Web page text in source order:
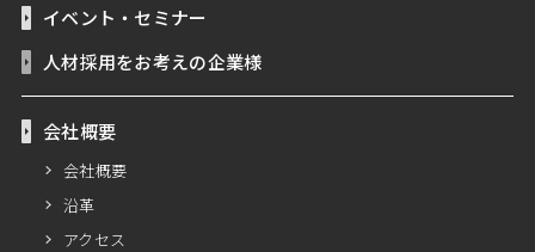
イベント・セミナー
人材採用をお考えの企業様
会社概要
会社概要
沿革
アクセス